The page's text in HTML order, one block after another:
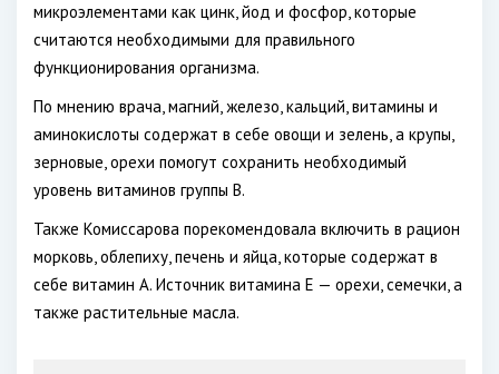
микроэлементами как цинк, йод и фосфор, которые
считаются необходимыми для правильного
функционирования организма.
По мнению врача, магний, железо, кальций, витамины и
аминокислоты содержат в себе овощи и зелень, а крупы,
зерновые, орехи помогут сохранить необходимый
уровень витаминов группы В.
Также Комиссарова порекомендовала включить в рацион
морковь, облепиху, печень и яйца, которые содержат в
себе витамин А. Источник витамина Е — орехи, семечки, а
также растительные масла.